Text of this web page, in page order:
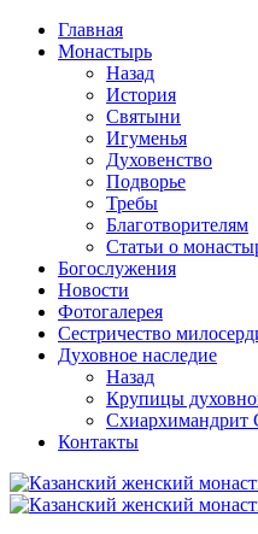
Перейти
содержимому
Главная
Монастырь
Назад
История
Святыни
Игуменья
Духовенство
Подворье
Требы
Благотворителям
Статьи о
Богослужения
Новости
Фотогалерея
Сестричество
Духовное наследие
Назад
Крупицы
Схиархимандрит
Контакты